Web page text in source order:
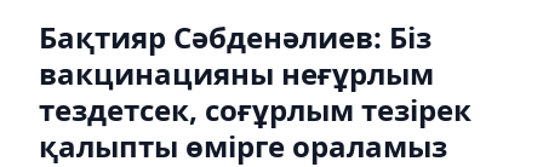
Бақтияр Сәбденәлиев: Біз
вакцинацияны неғұрлым
тездетсек, соғұрлым тезірек
қалыпты өмірге ораламыз